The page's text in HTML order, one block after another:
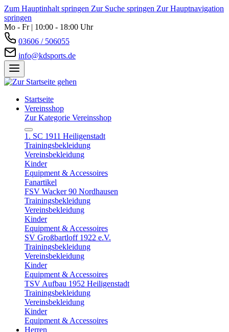
Zum Hauptinhalt springen Zur Suche springen Zur Hauptnavigation
springen
Mo - Fr | 10:00 - 18:00 Uhr
03606 / 506055
info@kdsports.de
Startseite
Vereinsshop
Zur Kategorie Vereinsshop
1. SC 1911 Heiligenstadt
Trainingsbekleidung
Vereinsbekleidung
Kinder
Equipment & Accessoires
Fanartikel
FSV Wacker 90 Nordhausen
Trainingsbekleidung
Vereinsbekleidung
Kinder
Equipment & Accessoires
SV Großbartloff 1922 e.V.
Trainingsbekleidung
Vereinsbekleidung
Kinder
Equipment & Accessoires
TSV Aufbau 1952 Heiligenstadt
Trainingsbekleidung
Vereinsbekleidung
Kinder
Equipment & Accessoires
Herren